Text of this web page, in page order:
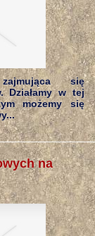
się
Działamy w tej
możemy się
na